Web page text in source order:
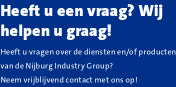
Heeft u een vraag? Wij
helpen u graag!
Heeft u vragen over de diensten en/of producten
van de Nijburg Industry Group?
Neem vrijblijvend contact met ons op!